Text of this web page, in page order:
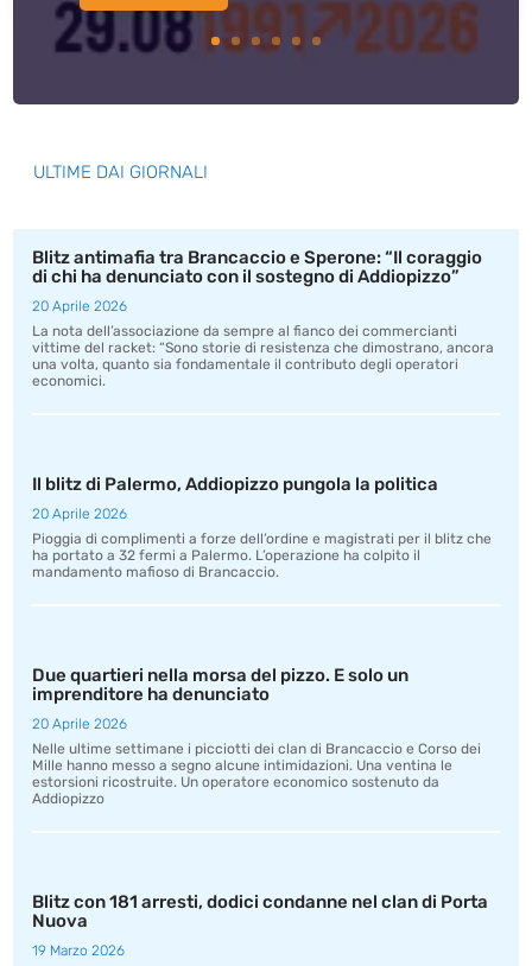
ULTIME DAI GIORNALI
Blitz antimafia tra Brancaccio e Sperone: “Il coraggio
di chi ha denunciato con il sostegno di Addiopizzo”
20 Aprile 2026
La nota dell’associazione da sempre al fianco dei commercianti
vittime del racket: “Sono storie di resistenza che dimostrano, ancora
una volta, quanto sia fondamentale il contributo degli operatori
economici.
Il blitz di Palermo, Addiopizzo pungola la politica
20 Aprile 2026
Pioggia di complimenti a forze dell’ordine e magistrati per il blitz che
ha portato a 32 fermi a Palermo. L’operazione ha colpito il
mandamento mafioso di Brancaccio.
Due quartieri nella morsa del pizzo. E solo un
imprenditore ha denunciato
20 Aprile 2026
Nelle ultime settimane i picciotti dei clan di Brancaccio e Corso dei
Mille hanno messo a segno alcune intimidazioni. Una ventina le
estorsioni ricostruite. Un operatore economico sostenuto da
Addiopizzo
Blitz con 181 arresti, dodici condanne nel clan di Porta
Nuova
19 Marzo 2026